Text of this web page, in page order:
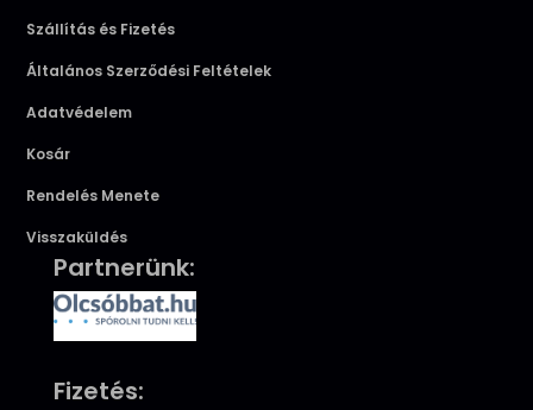
Szállítás és Fizetés
Általános Szerződési Feltételek
Adatvédelem
Kosár
Rendelés Menete
Visszaküldés
Partnerünk:
Fizetés: